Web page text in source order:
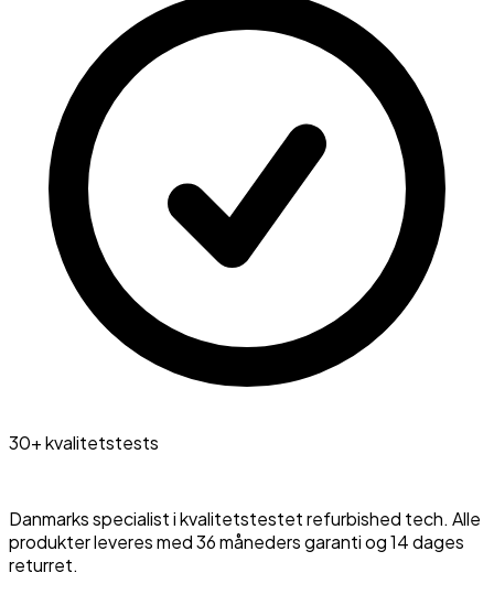
30+ kvalitetstests
Danmarks specialist i kvalitetstestet refurbished tech. Alle
produkter leveres med 36 måneders garanti og 14 dages
returret.